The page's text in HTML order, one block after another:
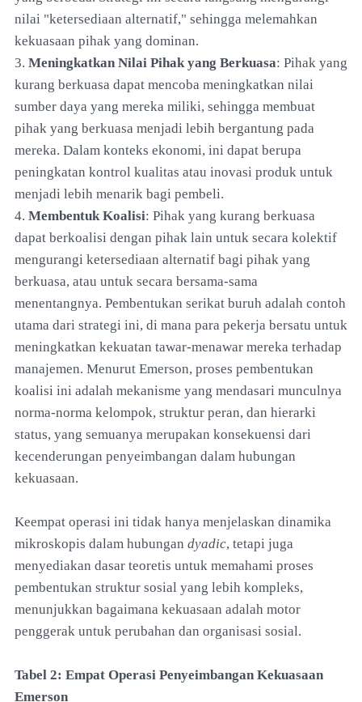
nilai "ketersediaan alternatif," sehingga melemahkan
kekuasaan pihak yang dominan.
3. Meningkatkan Nilai Pihak yang Berkuasa: Pihak yang
kurang berkuasa dapat mencoba meningkatkan nilai
sumber daya yang mereka miliki, sehingga membuat
pihak yang berkuasa menjadi lebih bergantung pada
mereka. Dalam konteks ekonomi, ini dapat berupa
peningkatan kontrol kualitas atau inovasi produk untuk
menjadi lebih menarik bagi pembeli.
4. Membentuk Koalisi: Pihak yang kurang berkuasa
dapat berkoalisi dengan pihak lain untuk secara kolektif
mengurangi ketersediaan alternatif bagi pihak yang
berkuasa, atau untuk secara bersama-sama
menentangnya. Pembentukan serikat buruh adalah contoh
utama dari strategi ini, di mana para pekerja bersatu untuk
meningkatkan kekuatan tawar-menawar mereka terhadap
manajemen. Menurut Emerson, proses pembentukan
koalisi ini adalah mekanisme yang mendasari munculnya
norma-norma kelompok, struktur peran, dan hierarki
status, yang semuanya merupakan konsekuensi dari
kecenderungan penyeimbangan dalam hubungan
kekuasaan.
Keempat operasi ini tidak hanya menjelaskan dinamika
mikroskopis dalam hubungan dyadic, tetapi juga
menyediakan dasar teoretis untuk memahami proses
pembentukan struktur sosial yang lebih kompleks,
menunjukkan bagaimana kekuasaan adalah motor
penggerak untuk perubahan dan organisasi sosial.
Tabel 2: Empat Operasi Penyeimbangan Kekuasaan
Emerson